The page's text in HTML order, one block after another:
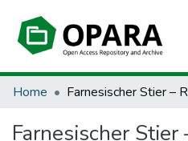
All of OPARA
Home
Farnesischer Stier